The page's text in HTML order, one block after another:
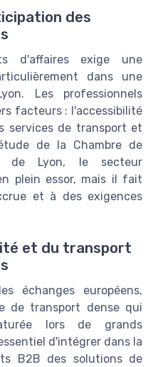
des
d'affaires exige une
dans une
Les professionnels
facteurs : l'accessibilité
services de transport et
de la Chambre de
de Lyon, le secteur
plein essor, mais il fait
et à des exigences
et du transport
échanges européens,
de transport dense qui
lors de grands
d'intégrer dans la
B2B des solutions de